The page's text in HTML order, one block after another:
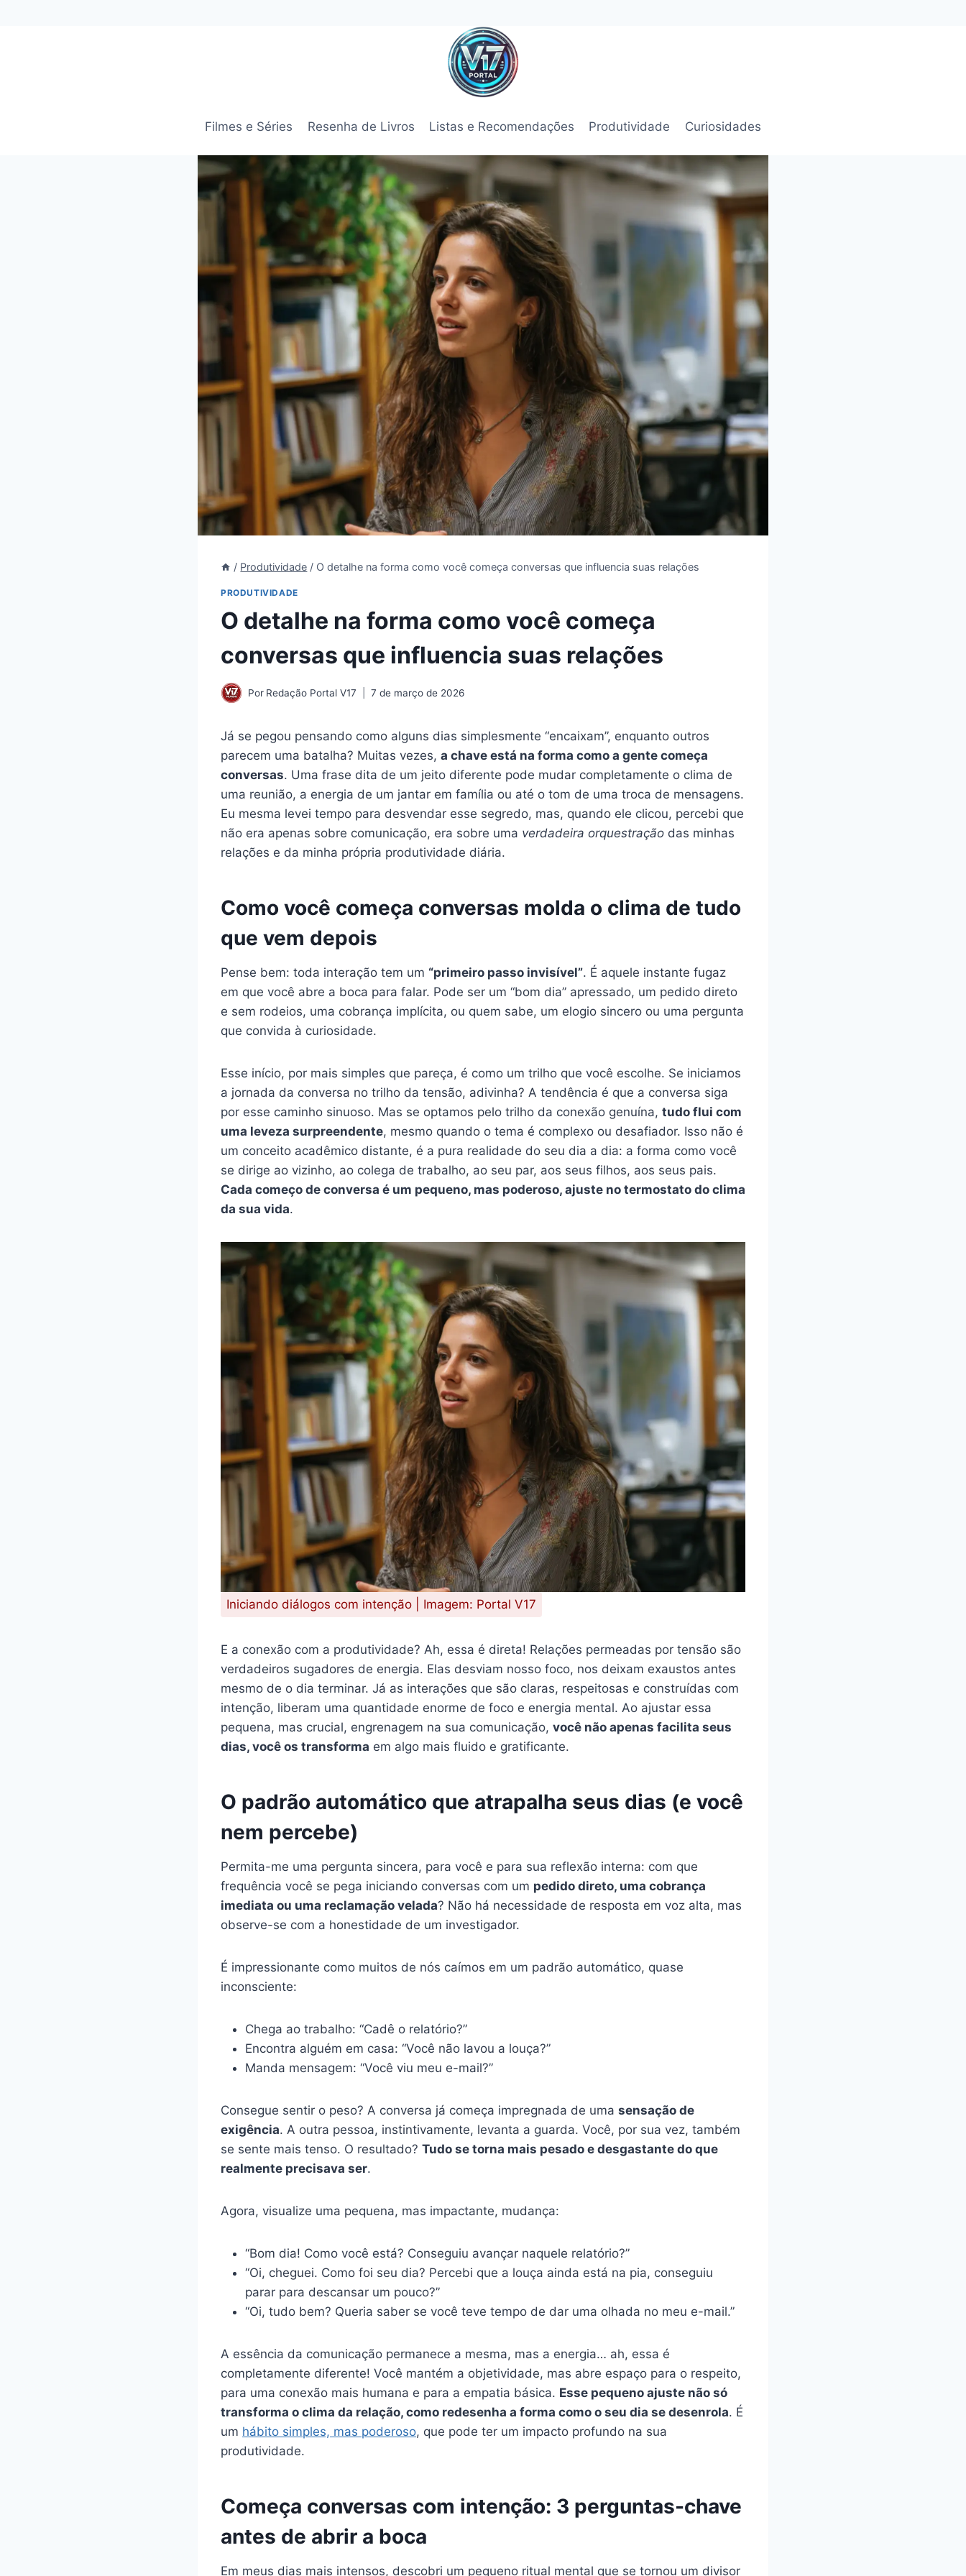
Filmes e Séries Resenha de Livros Listas e Recomendações Produtividade Curiosidades
/ Produtividade / O detalhe na forma como você começa conversas que influencia suas relações
PRODUTIVIDADE
O detalhe na forma como você começa
conversas que influencia suas relações
Por Redação Portal V17 7 de março de 2026
Já se pegou pensando como alguns dias simplesmente “encaixam”, enquanto outros
parecem uma batalha? Muitas vezes, a chave está na forma como a gente começa
conversas. Uma frase dita de um jeito diferente pode mudar completamente o clima de
uma reunião, a energia de um jantar em família ou até o tom de uma troca de mensagens.
Eu mesma levei tempo para desvendar esse segredo, mas, quando ele clicou, percebi que
não era apenas sobre comunicação, era sobre uma verdadeira orquestração das minhas
relações e da minha própria produtividade diária.
Como você começa conversas molda o clima de tudo
que vem depois
Pense bem: toda interação tem um “primeiro passo invisível”. É aquele instante fugaz
em que você abre a boca para falar. Pode ser um “bom dia” apressado, um pedido direto
e sem rodeios, uma cobrança implícita, ou quem sabe, um elogio sincero ou uma pergunta
que convida à curiosidade.
Esse início, por mais simples que pareça, é como um trilho que você escolhe. Se iniciamos
a jornada da conversa no trilho da tensão, adivinha? A tendência é que a conversa siga
por esse caminho sinuoso. Mas se optamos pelo trilho da conexão genuína, tudo flui com
uma leveza surpreendente, mesmo quando o tema é complexo ou desafiador. Isso não é
um conceito acadêmico distante, é a pura realidade do seu dia a dia: a forma como você
se dirige ao vizinho, ao colega de trabalho, ao seu par, aos seus filhos, aos seus pais.
Cada começo de conversa é um pequeno, mas poderoso, ajuste no termostato do clima
da sua vida.
Iniciando diálogos com intenção | Imagem: Portal V17
E a conexão com a produtividade? Ah, essa é direta! Relações permeadas por tensão são
verdadeiros sugadores de energia. Elas desviam nosso foco, nos deixam exaustos antes
mesmo de o dia terminar. Já as interações que são claras, respeitosas e construídas com
intenção, liberam uma quantidade enorme de foco e energia mental. Ao ajustar essa
pequena, mas crucial, engrenagem na sua comunicação, você não apenas facilita seus
dias, você os transforma em algo mais fluido e gratificante.
O padrão automático que atrapalha seus dias (e você
nem percebe)
Permita-me uma pergunta sincera, para você e para sua reflexão interna: com que
frequência você se pega iniciando conversas com um pedido direto, uma cobrança
imediata ou uma reclamação velada? Não há necessidade de resposta em voz alta, mas
observe-se com a honestidade de um investigador.
É impressionante como muitos de nós caímos em um padrão automático, quase
inconsciente:
Chega ao trabalho: “Cadê o relatório?”
Encontra alguém em casa: “Você não lavou a louça?”
Manda mensagem: “Você viu meu e-mail?”
Consegue sentir o peso? A conversa já começa impregnada de uma sensação de
exigência. A outra pessoa, instintivamente, levanta a guarda. Você, por sua vez, também
se sente mais tenso. O resultado? Tudo se torna mais pesado e desgastante do que
realmente precisava ser.
Agora, visualize uma pequena, mas impactante, mudança:
“Bom dia! Como você está? Conseguiu avançar naquele relatório?”
“Oi, cheguei. Como foi seu dia? Percebi que a louça ainda está na pia, conseguiu
parar para descansar um pouco?”
“Oi, tudo bem? Queria saber se você teve tempo de dar uma olhada no meu e-mail.”
A essência da comunicação permanece a mesma, mas a energia… ah, essa é
completamente diferente! Você mantém a objetividade, mas abre espaço para o respeito,
para uma conexão mais humana e para a empatia básica. Esse pequeno ajuste não só
transforma o clima da relação, como redesenha a forma como o seu dia se desenrola. É
um hábito simples, mas poderoso, que pode ter um impacto profundo na sua
produtividade.
Começa conversas com intenção: 3 perguntas-chave
antes de abrir a boca
Em meus dias mais intensos, descobri um pequeno ritual mental que se tornou um divisor